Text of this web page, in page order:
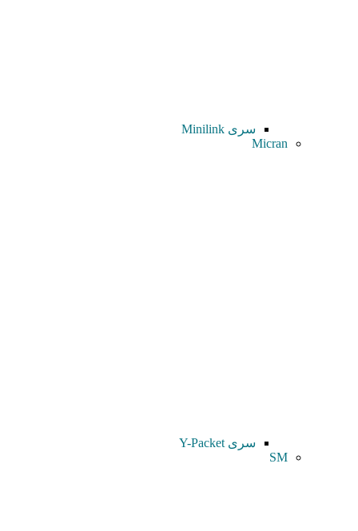
سری Minilink
Micran
سری Y-Packet
SM